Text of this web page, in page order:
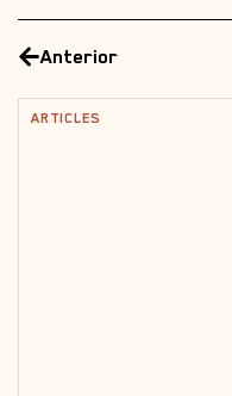
Anterior
ARTICLES